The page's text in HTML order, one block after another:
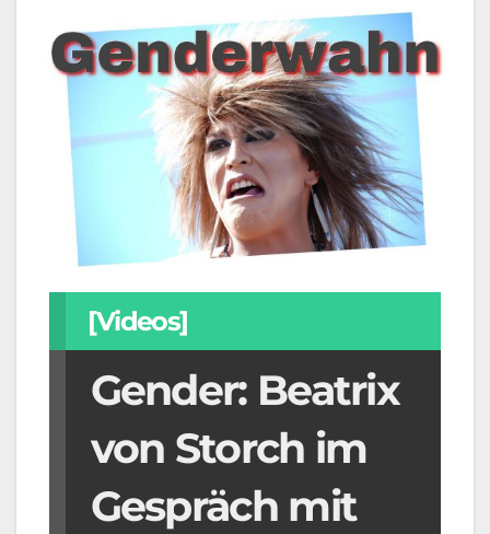
[Videos]
Gender: Beatrix
von Storch im
Gespräch mit